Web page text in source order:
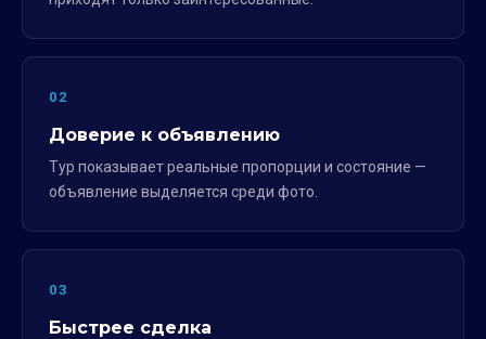
02
Доверие к объявлению
Тур показывает реальные пропорции и состояние —
объявление выделяется среди фото.
03
Быстрее сделка